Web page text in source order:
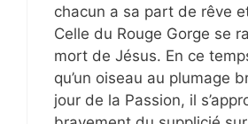
chacun a sa part de rêve
Celle du Rouge Gorge se
mort de Jésus. En ce
qu’un oiseau au plumage
jour de la Passion, il